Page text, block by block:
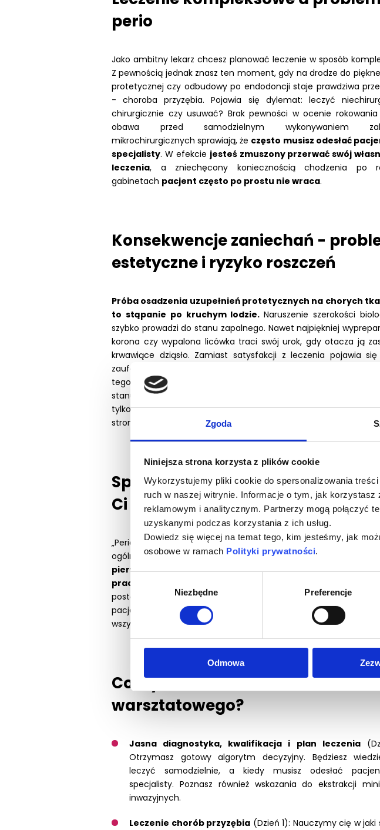
Zgoda
Niniejsza strona korzysta z plików cookie
Wykorzystujemy pliki cookie do spersonalizowania
ruch w naszej witrynie. Informacje o tym, jak
reklamowym i analitycznym. Partnerzy mogą połączyć
uzyskanymi podczas korzystania z ich usług.
Dowiedz się więcej na temat tego, kim jesteśmy, jak
osobowe w ramach Polityki prywatności.
Niezbędne Preferencje
Odmowa
perio
Jako ambitny lekarz chcesz planować leczenie w sposób
Z pewnością jednak znasz ten moment, gdy na drodze do
protetycznej czy odbudowy po endodoncji staje prawdziwa
- choroba przyzębia. Pojawia się dylemat: leczyć
chirurgicznie czy usuwać? Brak pewności w ocenie
obawa przed samodzielnym wykonywaniem
mikrochirurgicznych sprawiają, że często musisz odesłać
specjalisty. W efekcie jesteś zmuszony przerwać swój
leczenia, a zniechęcony koniecznością chodzenia po
gabinetach pacjent często po prostu nie wraca.
Konsekwencje zaniechań -
estetyczne i ryzyko roszczeń
Próba osadzenia uzupełnień protetycznych na chorych
to stąpanie po kruchym lodzie.Naruszenie szerokości
szybko prowadzi do stanu zapalnego. Nawet najpiękniej
korona czy wypalona licówka traci swój urok, gdy otacza ją
krwawiące dziąsło. Zamiast satysfakcji z leczenia pojawia
zaufania pacjenta i często konieczność wykonywania
tego dochodzi przewlekły stres - w dzisiejszych realiach
stanu przyzębia czy przeoczenie powikłań coraz częściej kończy
tylko wizerunkową porażką gabinetu, ale i formalnymi
strony pacjenta.
Spójny system pracy, który
Ci leczyć bezpiecznie
„Periodontologia w pigułce” to intensywny, 3-dniowy kurs dla
ogólnie praktykujących. Przeprowadzimy Cię przez cały
pierwszej diagnozy i przygotowania planu leczenia po
pracę narzędziami mikrochirurgicznymi
postępowania, dzięki którym bezpiecznie i kompleksowo
pacjenta periodontologicznego od A do Z. Wszystko na jednym
wszystko w jednym spójnym systemie.
Co wyniesiesz z 3 dni szkolenia
warsztatowego?
Jasna diagnostyka, kwalifikacja i plan leczenia
Otrzymasz gotowy algorytm decyzyjny. Będziesz
leczyć samodzielnie, a kiedy musisz odesłać
specjalisty. Poznasz również wskazania do ekstrakcji
inwazyjnych.
Leczenie chorób przyzębia (Dzień 1): Nauczymy cię w jaki